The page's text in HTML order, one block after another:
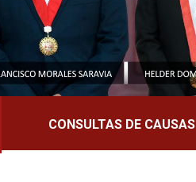
CONSULTAS DE CAUSAS